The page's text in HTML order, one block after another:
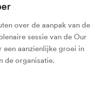
over de aanpak van de
sessie van de Our
aanzienlijke groei in
de organisatie.